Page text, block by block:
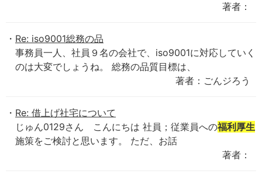
著者：
Re: iso9001総務の品
事務員一人、社員９名の会社で、iso9001に対応していく
のは大変でしょうね。 総務の品質目標は、
著者：ごんジろう
Re: 借上げ社宅について
じゅん0129さん こんにちは 社員；従業員への福利厚生
施策をご検討と思います。 ただ、お話
著者：